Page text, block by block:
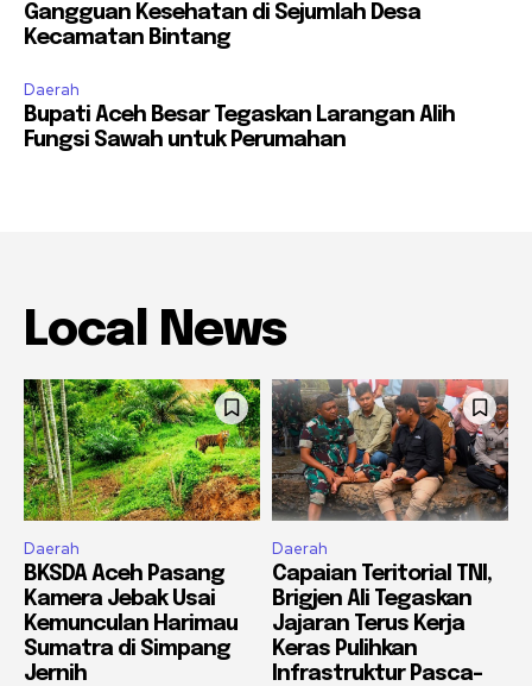
Gangguan Kesehatan di Sejumlah Desa
Kecamatan Bintang
Daerah
Bupati Aceh Besar Tegaskan Larangan Alih
Fungsi Sawah untuk Perumahan
Local News
Daerah
BKSDA Aceh Pasang
Kamera Jebak Usai
Kemunculan Harimau
Sumatra di Simpang
Jernih
Daerah
Capaian Teritorial TNI,
Brigjen Ali Tegaskan
Jajaran Terus Kerja
Keras Pulihkan
Infrastruktur Pasca-